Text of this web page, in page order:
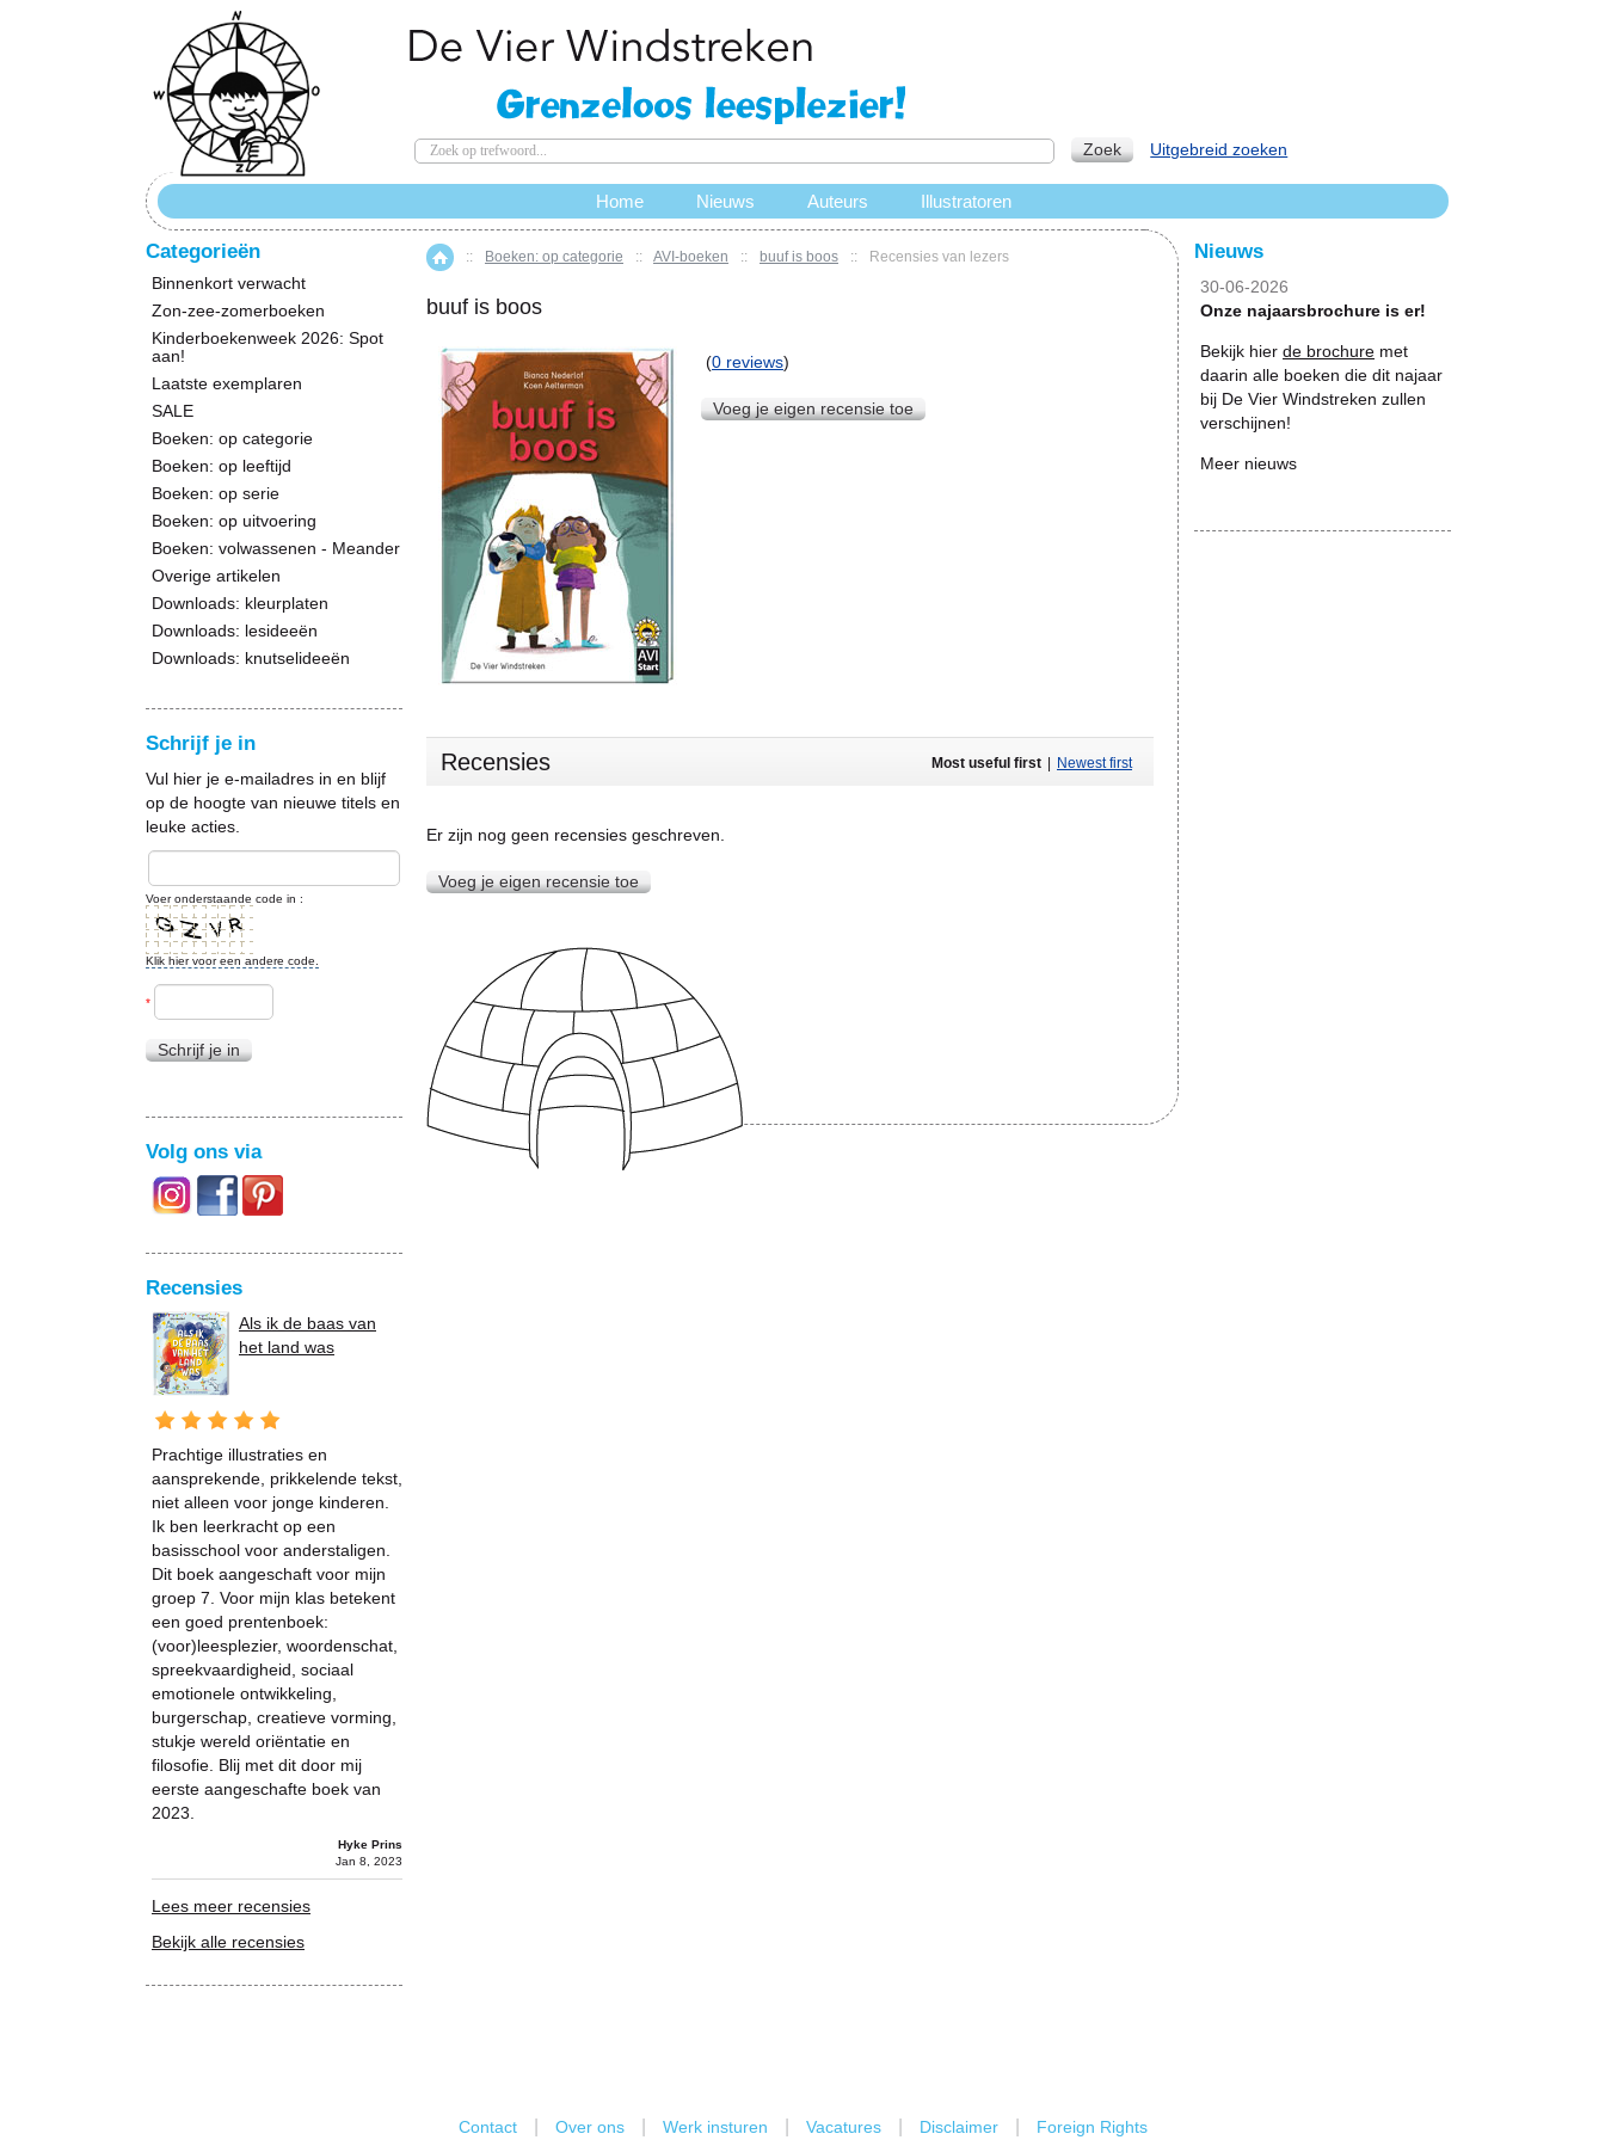
Home
:: Boeken: op categorie :: AVI-boeken :: buuf is boos :: Recensies van lezers
buuf is boos
(0 reviews)
Voeg je eigen recensie toe
Recensies Most useful first Newest first
Er zijn nog geen recensies geschreven.
Voeg je eigen recensie toe
Categorieën
Binnenkort verwacht
Zon-zee-zomerboeken
Kinderboekenweek 2026: Spot
aan!
Laatste exemplaren
SALE
Boeken: op categorie
Boeken: op leeftijd
Boeken: op serie
Boeken: op uitvoering
Boeken: volwassenen - Meander
Overige artikelen
Downloads: kleurplaten
Downloads: lesideeën
Downloads: knutselideeën
Schrijf je in
Vul hier je e-mailadres in en blijf
op de hoogte van nieuwe titels en
leuke acties.
Voer onderstaande code in :
Klik hier voor een andere code.
*
Schrijf je in
Volg ons via
Recensies
Als ik de baas van
het land was
Prachtige illustraties en
aansprekende, prikkelende tekst,
niet alleen voor jonge kinderen.
Ik ben leerkracht op een
basisschool voor anderstaligen.
Dit boek aangeschaft voor mijn
groep 7. Voor mijn klas betekent
een goed prentenboek:
(voor)leesplezier, woordenschat,
spreekvaardigheid, sociaal
emotionele ontwikkeling,
burgerschap, creatieve vorming,
stukje wereld oriëntatie en
filosofie. Blij met dit door mij
eerste aangeschafte boek van
2023.
Hyke Prins
Jan 8, 2023
Lees meer recensies
Bekijk alle recensies
Nieuws
30-06-2026
Onze najaarsbrochure is er!
Bekijk hier de brochure met
daarin alle boeken die dit najaar
bij De Vier Windstreken zullen
verschijnen!
Meer nieuws
Zoek Uitgebreid zoeken
Home Nieuws Auteurs Illustratoren
Contact Over ons Werk insturen Vacatures Disclaimer Foreign Rights